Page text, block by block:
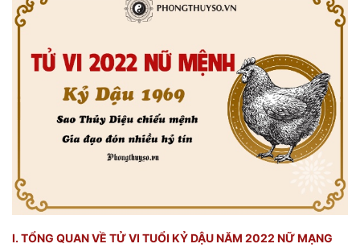
I. TỔNG QUAN VỀ TỬ VI TUỔI KỶ DẬU NĂM 2022 NỮ MẠNG